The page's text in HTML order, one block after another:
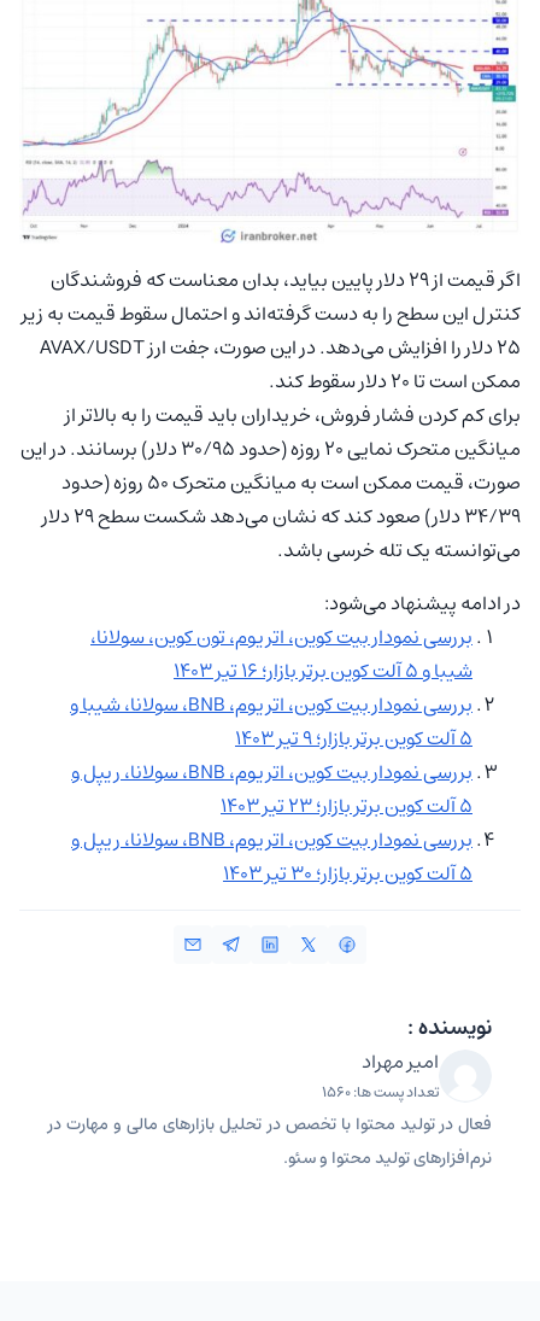
اگر قیمت از ۲۹ دلار پایین بیاید، بدان معناست که فروشندگان
کنترل این سطح را به دست گرفته‌اند و احتمال سقوط قیمت به زیر
۲۵ دلار را افزایش می‌دهد. در این صورت، جفت ارز AVAX/USDT
ممکن است تا ۲۰ دلار سقوط کند.
برای کم کردن فشار فروش، خریداران باید قیمت را به بالاتر از
میانگین متحرک نمایی ۲۰ روزه (حدود ۳۰/۹۵ دلار) برسانند. در این
صورت، قیمت ممکن است به میانگین متحرک ۵۰ روزه (حدود
۳۴/۳۹ دلار) صعود کند که نشان می‌دهد شکست سطح ۲۹ دلار
می‌توانسته یک تله خرسی باشد.
در ادامه پیشنهاد می‌شود:
بررسی نمودار بیت کوین، اتریوم، تون کوین، سولانا،
شیبا و ۵ آلت کوین برتر بازار؛ ۱۶ تیر ۱۴۰۳
بررسی نمودار بیت کوین، اتریوم، BNB، سولانا، شیبا و
۵ آلت کوین برتر بازار؛ ۹ تیر ۱۴۰۳
بررسی نمودار بیت کوین، اتریوم، BNB، سولانا، ریپل و
۵ آلت کوین برتر بازار؛ ۲۳ تیر ۱۴۰۳
بررسی نمودار بیت کوین، اتریوم، BNB، سولانا، ریپل و
۵ آلت کوین برتر بازار؛ ۳۰ تیر ۱۴۰۳
نویسنده :
امیر مهراد
تعداد پست ها: 1560
فعال در تولید محتوا با تخصص در تحلیل بازارهای مالی و مهارت در
نرم‌افزارهای تولید محتوا و سئو.